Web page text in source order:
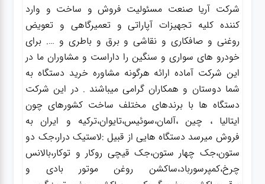
شرکت آریا صنعت مسئولیت فروش و ساخت و وارد
کننده کلیه تجهیزات آپاراتی و تعمیرگاهی و تعویض
روغنی و صافکاری و نقاشی و برق و باطری و …. برای
خودرو های سواری و سنگین را داراست و مشاوران ما در
این شرکت آماده ارائه هرگونه مشاوره خرید دستگاه به
شما دوستان و همکاران گرامی میباشند . در این شرکت
دستگاه ها با برندهای مختلف ساخت کشورهای چون
ایتالیا ، چین ،آلمان،سوئیس،تایوان،ترکیه و ایران به
فروش میرسد دستگاه هایی از قبیل :لاستیک درار،جک دو
ستون،جک چهار ستون،جک قیچی روکار و توکار،بالانس
چرخ،کمپرسورباد،ساکشن روغن موتور بادی و